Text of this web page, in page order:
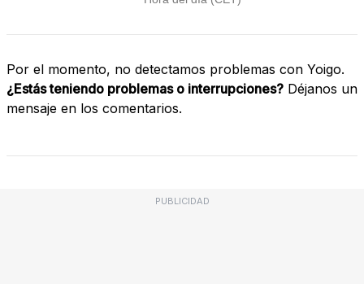
Por el momento, no detectamos problemas con Yoigo.
¿Estás teniendo problemas o interrupciones? Déjanos un
mensaje en los comentarios.
PUBLICIDAD